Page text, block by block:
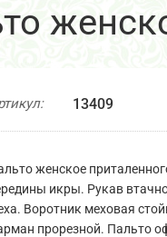
13409
женское
икры. Рукав
Воротник меховая
прорезной. Пальто